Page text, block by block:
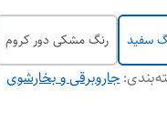
سفید رنگ مشکی دور کروم
:جاروبرقی و بخارشوی